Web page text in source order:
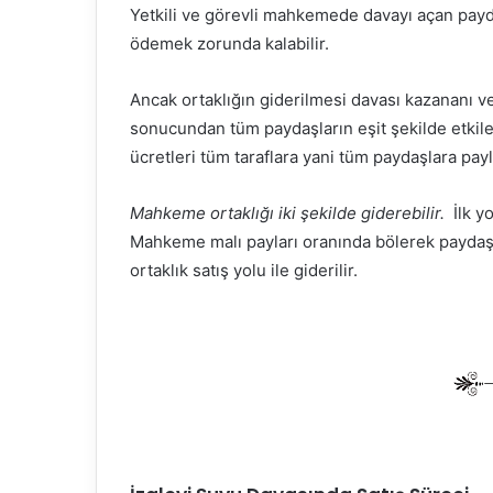
Yetkili ve görevli mahkemede davayı açan
ödemek zorunda kalabilir.
Ancak ortaklığın giderilmesi davası
sonucundan tüm paydaşların eşit şekilde
ücretleri tüm taraflara yani tüm paydaşlara
Mahkeme ortaklığı iki şekilde giderebilir. İlk
Mahkeme malı payları oranında bölerek
ortaklık satış yolu ile giderilir.